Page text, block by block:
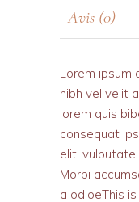
Avis (0)
Lorem ipsum
nibh vel velit
lorem quis
consequat
elit. vulputate
Morbi
a odioeThis